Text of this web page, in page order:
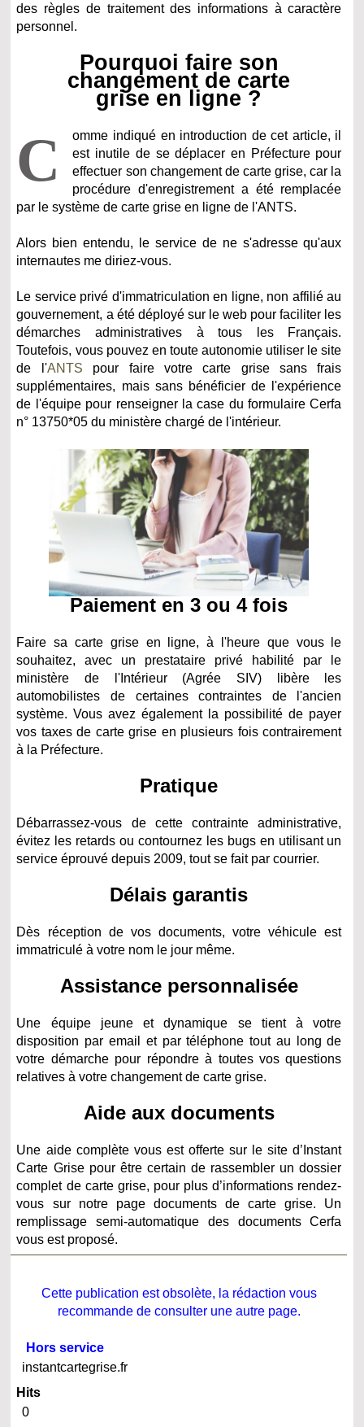
des règles de traitement des informations à caractère
personnel.
Pourquoi faire son
changement de carte
grise en ligne ?
C
omme indiqué en introduction de cet article, il
est inutile de se déplacer en Préfecture pour
effectuer son changement de carte grise, car la
procédure d'enregistrement a été remplacée
par le système de carte grise en ligne de l'ANTS.
Alors bien entendu, le service de ne s'adresse qu'aux
internautes me diriez-vous.
Le service privé d'immatriculation en ligne, non affilié au
gouvernement, a été déployé sur le web pour faciliter les
démarches administratives à tous les Français.
Toutefois, vous pouvez en toute autonomie utiliser le site
de l'ANTS pour faire votre carte grise sans frais
supplémentaires, mais sans bénéficier de l'expérience
de l'équipe pour renseigner la case du formulaire Cerfa
n° 13750*05 du ministère chargé de l'intérieur.
Paiement en 3 ou 4 fois
Faire sa carte grise en ligne, à l'heure que vous le
souhaitez, avec un prestataire privé habilité par le
ministère de l'Intérieur (Agrée SIV) libère les
automobilistes de certaines contraintes de l'ancien
système. Vous avez également la possibilité de payer
vos taxes de carte grise en plusieurs fois contrairement
à la Préfecture.
Pratique
Débarrassez-vous de cette contrainte administrative,
évitez les retards ou contournez les bugs en utilisant un
service éprouvé depuis 2009, tout se fait par courrier.
Délais garantis
Dès réception de vos documents, votre véhicule est
immatriculé à votre nom le jour même.
Assistance personnalisée
Une équipe jeune et dynamique se tient à votre
disposition par email et par téléphone tout au long de
votre démarche pour répondre à toutes vos questions
relatives à votre changement de carte grise.
Aide aux documents
Une aide complète vous est offerte sur le site d’Instant
Carte Grise pour être certain de rassembler un dossier
complet de carte grise, pour plus d’informations rendez-
vous sur notre page documents de carte grise. Un
remplissage semi-automatique des documents Cerfa
vous est proposé.
Cette publication est obsolète, la rédaction vous
recommande de consulter une autre page.
Hors service
instantcartegrise.fr
Hits
0